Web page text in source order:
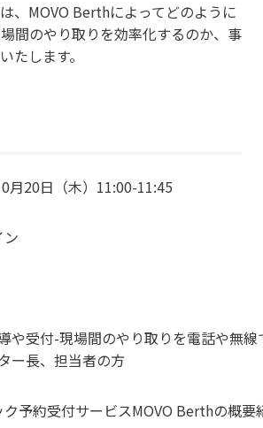
、MOVO Berthによってどのように
間のやり取りを効率化するのか、事
たします。
月20日（木）11:00-11:45
ン
や受付-現場間のやり取りを電話や無
ー長、担当者の方
ク予約受付サービスMOVO Berthの概要